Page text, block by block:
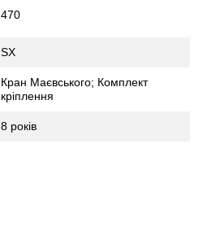
470
SX
Кран Маєвського; Комплект
кріплення
8 років